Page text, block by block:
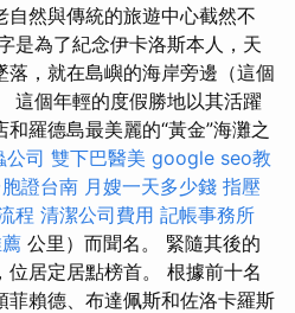
然與傳統的旅遊中心截然不
是為了紀念伊卡洛斯本人，天
落，就在島嶼的海岸旁邊（這個
這個年輕的度假勝地以其活躍
羅德島最美麗的“黃金”海灘之
公司 雙下巴醫美 google seo教
證台南 月嫂一天多少錢 指壓
程 清潔公司費用 記帳事務所
公里）而聞名。 緊隨其後的
位居定居點榜首。 根據前十名
菲賴德、布達佩斯和佐洛卡羅斯